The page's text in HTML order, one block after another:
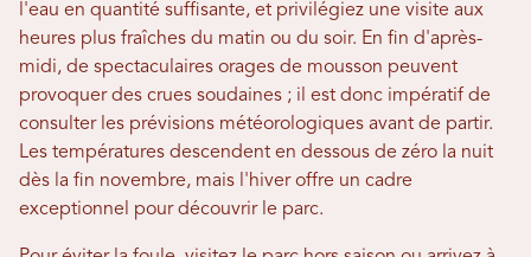
l'eau en quantité suffisante, et privilégiez une visite aux
heures plus fraîches du matin ou du soir. En fin d'après-
midi, de spectaculaires orages de mousson peuvent
provoquer des crues soudaines ; il est donc impératif de
consulter les prévisions météorologiques avant de partir.
Les températures descendent en dessous de zéro la nuit
dès la fin novembre, mais l'hiver offre un cadre
exceptionnel pour découvrir le parc.